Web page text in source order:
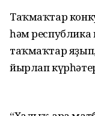
Таҡмаҡтар
һәм
таҡмаҡтар
йырлап